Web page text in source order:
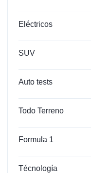
Eléctricos
SUV
Auto tests
Todo Terreno
Formula 1
Técnología